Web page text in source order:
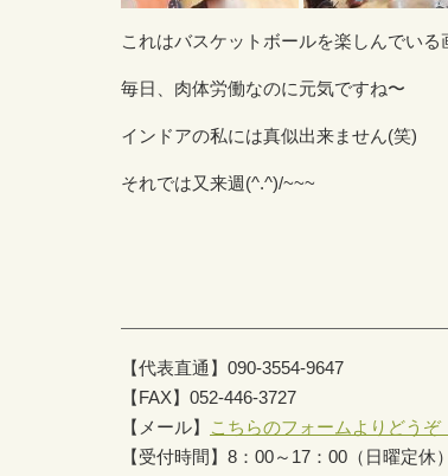
これはバスケットボールを楽しんでいる
毎日、肉体労働なのに元気ですね〜
インドアの私には真似出来ません(笑)
それでは又来週(^.^)/~~~
【代表直通】090-3554-9647
【FAX】052-446-3727
【メール】
こちらのフォームよりどう
【受付時間】8：00～17：00（日曜定休）